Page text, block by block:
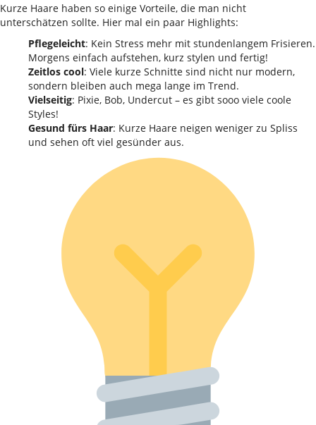
Kurze Haare haben so einige Vorteile, die man nicht
unterschätzen sollte. Hier mal ein paar Highlights:
Pflegeleicht: Kein Stress mehr mit stundenlangem Frisieren.
Morgens einfach aufstehen, kurz stylen und fertig!
Zeitlos cool: Viele kurze Schnitte sind nicht nur modern,
sondern bleiben auch mega lange im Trend.
Vielseitig: Pixie, Bob, Undercut – es gibt sooo viele coole
Styles!
Gesund fürs Haar: Kurze Haare neigen weniger zu Spliss
und sehen oft viel gesünder aus.